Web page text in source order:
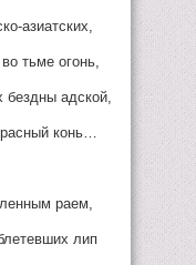
азиатских,
тьме огонь,
бездны адской,
конь…
раем,
лип